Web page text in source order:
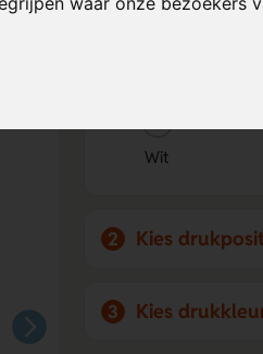
Wit
2 Kies
3 Kies